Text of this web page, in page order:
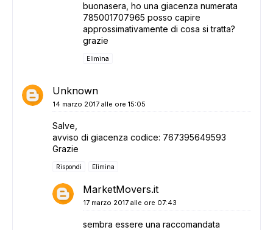
buonasera, ho una giacenza numerata
785001707965 posso capire
approssimativamente di cosa si tratta?
grazie
Elimina
Unknown
14 marzo 2017 alle ore 15:05
Salve,
avviso di giacenza codice: 767395649593
Grazie
Rispondi Elimina
MarketMovers.it
17 marzo 2017 alle ore 07:43
sembra essere una raccomandata